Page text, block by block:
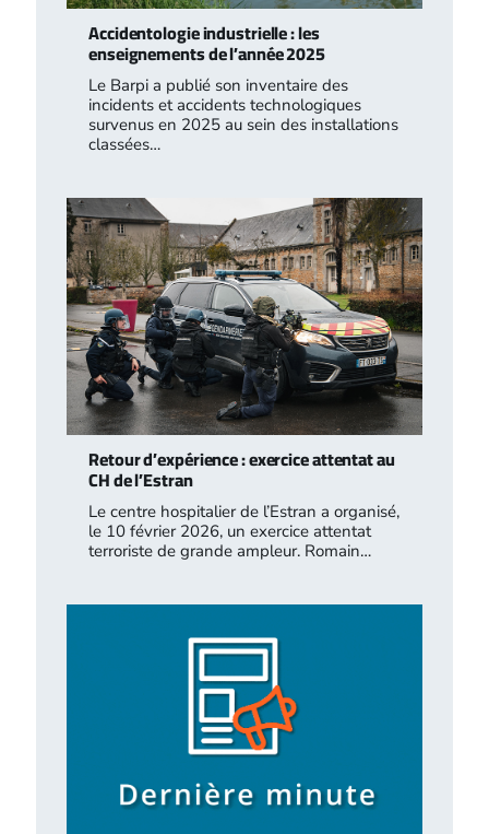
Accidentologie industrielle : les
enseignements de l’année 2025
Le Barpi a publié son inventaire des
incidents et accidents technologiques
survenus en 2025 au sein des installations
classées…
Retour d’expérience : exercice attentat au
CH de l’Estran
Le centre hospitalier de l’Estran a organisé,
le 10 février 2026, un exercice attentat
terroriste de grande ampleur. Romain…